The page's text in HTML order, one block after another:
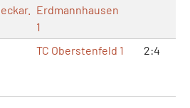
Erdmannhausen
1
TC Oberstenfeld 1 2:4